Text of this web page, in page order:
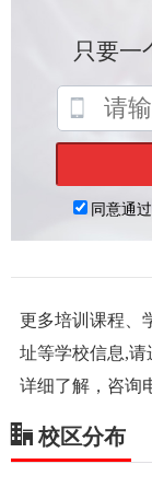
更多培训课程、
址等学校信息,请
详细了解，咨询
校区分布